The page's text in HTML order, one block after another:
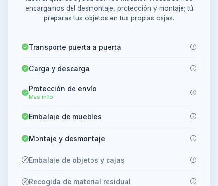
encargamos del desmontaje, protección y montaje; tú
preparas tus objetos en tus propias cajas.
Transporte puerta a puerta
Carga y descarga
Protección de envío
Más info
Embalaje de muebles
Montaje y desmontaje
Embalaje de objetos y cajas
Recogida de material residual